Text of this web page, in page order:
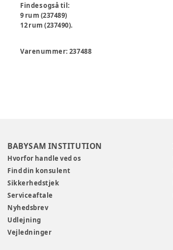
Findes også til:
9 rum (237489)
12 rum (237490).
Varenummer: 237488
BABYSAM INSTITUTION
Hvorfor handle ved os
Find din konsulent
Sikkerhedstjek
Serviceaftale
Nyhedsbrev
Udlejning
Vejledninger